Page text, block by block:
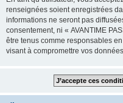
renseignées soient enregistrées
informations ne seront pas
consentement, ni « AVANTIME
être tenus comme responsables
visant à compromettre vos